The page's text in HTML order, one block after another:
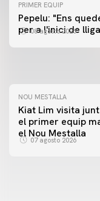
PRIMER EQUIP
Pepelu: "Ens
per a l'inici de
08 agosto 2026
PRIMER EQUIP
📸 #ValenciaNUFC
PRIMER EQUIP
MESTALLA 📍
NOU MESTALLA
Kiat Lim visita
el primer equip
el Nou Mestalla
07 agosto 2026